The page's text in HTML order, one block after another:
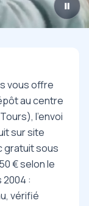
vous offre
au centre
l'envoi
sur site
gratuit sous
€ selon le
:
vérifié